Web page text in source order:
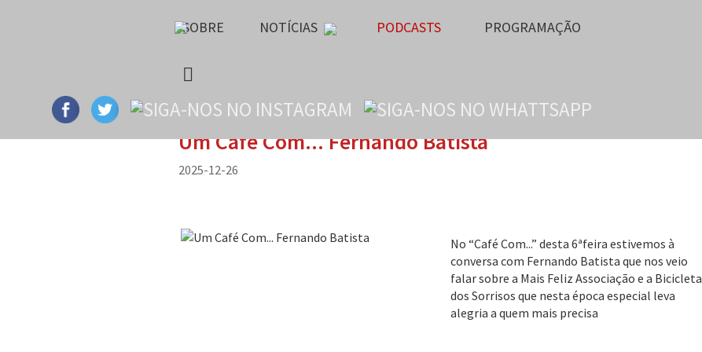
SOBRE NOTÍCIAS PODCASTS PROGRAMAÇÃO
Um Café Com... Fernando Batista
2025-12-26
No “Café Com...” desta 6ªfeira estivemos à
conversa com Fernando Batista que nos veio
falar sobre a Mais Feliz Associação e a Bicicleta
dos Sorrisos que nesta época especial leva
alegria a quem mais precisa